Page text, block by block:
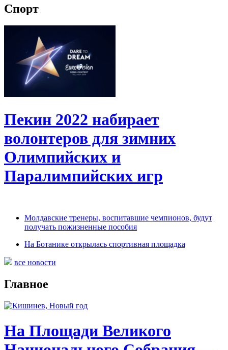
Спорт
Пекин 2022 набирает
волонтеров для зимних
Олимпийских и
Паралимпийских игр
Молдавские тренеры, воспитавшие чемпионов, будут
получать пожизненные пособия
На Ботанике открылась спортивная площадка
все новости
Главное
На Площади Великого